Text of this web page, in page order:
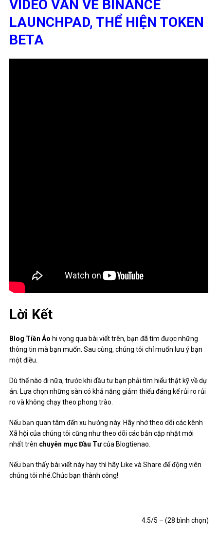
VIDEO VẪN VỀ BINANCE
LAUNCHPAD, THỂ HIỆN TOKEN
BETA
Lời Kết
Blog Tiền Ảo hi vọng qua bài viết trên, bạn đã tìm được những
thông tin mà bạn muốn. Sau cùng, chúng tôi chỉ muốn lưu ý bạn
một điều.
Dù thế nào đi nữa, trước khi đầu tư bạn phải tìm hiểu thật kỹ về dự
án. Lựa chọn những sàn có khả năng giảm thiểu đáng kể rủi ro rủi
ro và không chạy theo phong trào.
Nếu bạn quan tâm đến xu hướng này. Hãy nhớ theo dõi các kênh
Xã hội của chúng tôi cũng như theo dõi các bản cập nhật mới
nhất trên chuyên mục Đầu Tưcủa Blogtienao.
Nếu bạn thấy bài viết này hay thì hãy Like và Share để động viên
chúng tôi nhé.Chúc bạn thành công!
4.5/5 – (28 bình chọn)